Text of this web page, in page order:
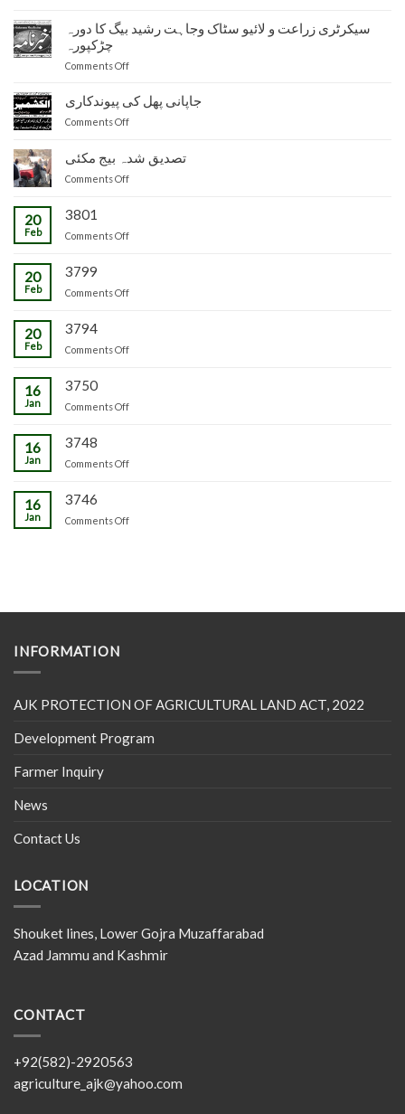
ناظم
توسیع
مظفرآباد
پنیریوں
کی
سیکرٹری زراعت و لائیو سٹاک وجاہت رشید بیگ کا دورہ
چڑکپورہ
Comments Offon
زراعت
و
وجاہت
چڑکپورہ
جاپانی پھل کی پیوندکاری
Comments Offon
کی
پیوندکاری
تصدیق شدہ بیج مکئی
Comments Offon
مکئی
20
Feb
3801
Comments Offon
20
Feb
3799
Comments Offon
20
Feb
3794
Comments Offon
16
Jan
3750
Comments Offon
16
Jan
3748
Comments Offon
16
Jan
3746
Comments Offon
INFORMATION
AJK PROTECTION OF AGRICULTURAL LAND ACT, 2022
Development Program
Farmer Inquiry
News
Contact Us
LOCATION
Shouket lines, Lower Gojra Muzaffarabad
Azad Jammu and Kashmir
CONTACT
+92(582)-2920563
agriculture_ajk@yahoo.com